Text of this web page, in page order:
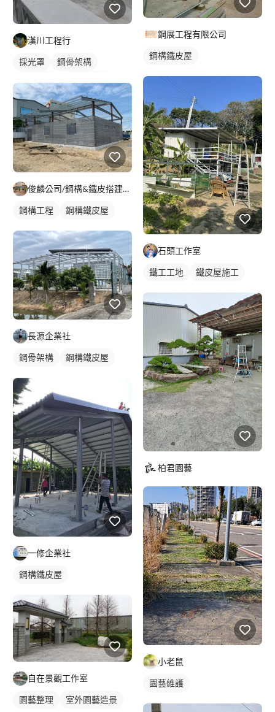
漢川工程行
採光罩
鋼骨架構
俊麟公司/鋼構&鐵皮搭建&採光罩
鋼構工程 鋼構鐵皮屋
長源企業社
鋼骨架構 鋼構鐵皮屋
一修企業社
鋼構鐵皮屋
自在景觀工作室
園藝整理 室外園藝造景
鋼展工程有限公司
鋼構鐵皮屋
石頭工作室
鐵工工地 鐵皮屋施工
柏君園藝
小老鼠
園藝維護